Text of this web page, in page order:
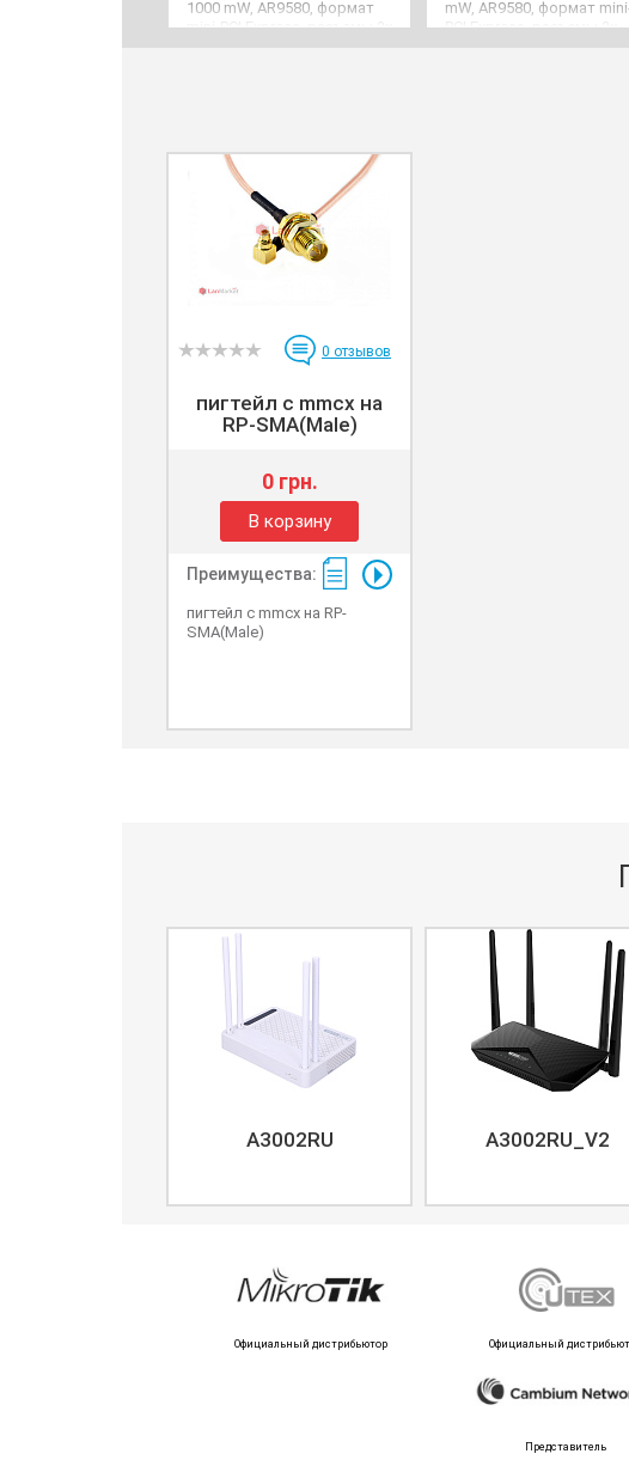
1000 mW, AR9580, формат
mini-PCI Express, разъемы 2х
mW, AR9580, формат
PCI Express, разъемы 2х
0 отзывов
пигтейл с mmcx на
RP-SMA(Male)
0 грн.
В корзину
Преимущества:
пигтейл с mmcx на RP-
SMA(Male)
A3002RU A3002RU_V2
Официальный дистрибьютор Официальный
Представитель